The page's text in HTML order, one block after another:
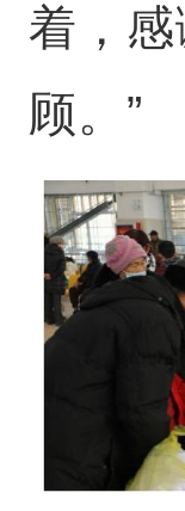
着，
顾。”